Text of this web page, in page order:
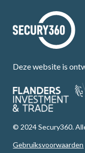
Deze website is
© 2024 Secury360.
Gebruiksvoorwaarden